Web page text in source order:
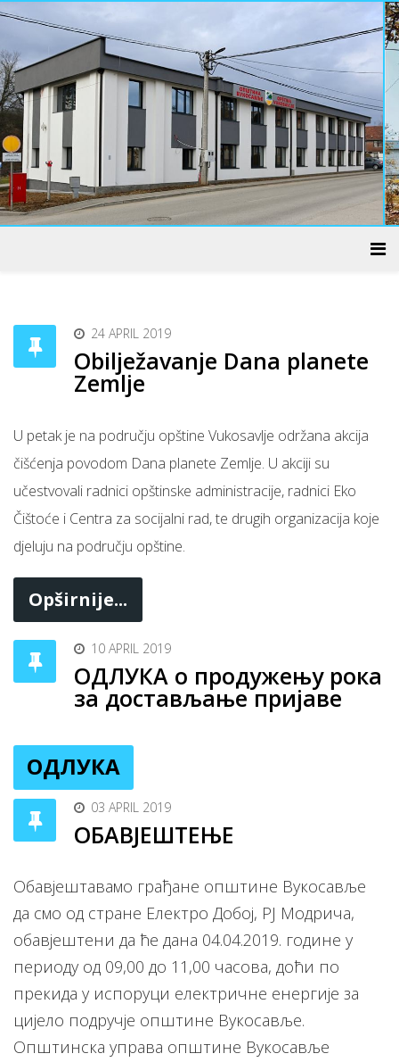
24 APRIL 2019
Obilježavanje Dana planete
Zemlje
U petak je na području opštine Vukosavlje održana akcija
čišćenja povodom Dana planete Zemlje. U akciji su
učestvovali radnici opštinske administracije, radnici Eko
Čištoće i Centra za socijalni rad, te drugih organizacija koje
djeluju na području opštine.
Opširnije...
10 APRIL 2019
ОДЛУКА о продужењу рока
за достављање пријаве
ОДЛУКА
03 APRIL 2019
ОБАВЈЕШТЕЊЕ
Обавјештавамо грађане општине Вукосавље
да смо од стране Електро Добој, РЈ Модрича,
обавјештени да ће дана 04.04.2019. године у
периоду од 09,00 до 11,00 часова, доћи по
прекида у испоруци електричне енергије за
цијело подручје општине Вукосавље.
Општинска управа општине Вукосавље